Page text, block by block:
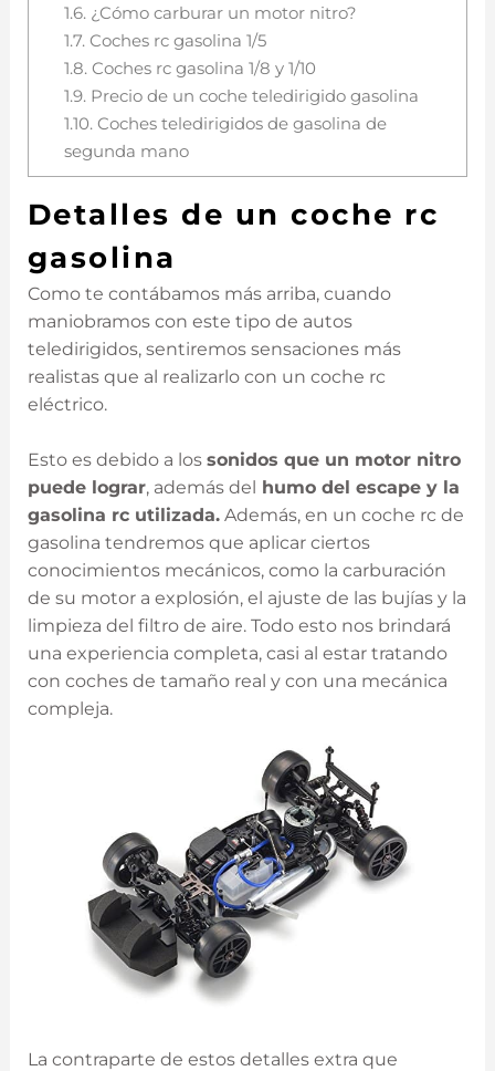
1.6. ¿Cómo carburar un motor nitro?
1.7. Coches rc gasolina 1/5
1.8. Coches rc gasolina 1/8 y 1/10
1.9. Precio de un coche teledirigido gasolina
1.10. Coches teledirigidos de gasolina de
segunda mano
Detalles de un coche rc
gasolina
Como te contábamos más arriba, cuando
maniobramos con este tipo de autos
teledirigidos, sentiremos sensaciones más
realistas que al realizarlo con un coche rc
eléctrico.
Esto es debido a los sonidos que un motor nitro
puede lograr, además del
humo del escape y la
gasolina rc utilizada.Además, en un coche rc de
gasolina tendremos que aplicar ciertos
conocimientos mecánicos, como la carburación
de su motor a explosión, el ajuste de las bujías y la
limpieza del filtro de aire. Todo esto nos brindará
una experiencia completa, casi al estar tratando
con coches de tamaño real y con una mecánica
compleja.
La contraparte de estos detalles extra que